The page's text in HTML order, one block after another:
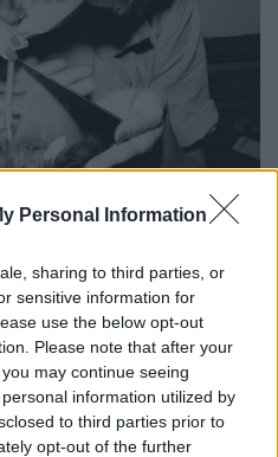
Personal Information
sharing to third parties, or
sensitive information for
use the below opt-out
Please note that after your
may continue seeing
information utilized by
to third parties prior to
opt-out of the further
Gloria Gaynor. A
lencséjén keresztül
diszkó korszak
...